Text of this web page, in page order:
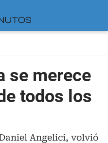
se merece
todos los
Angelici, volvió